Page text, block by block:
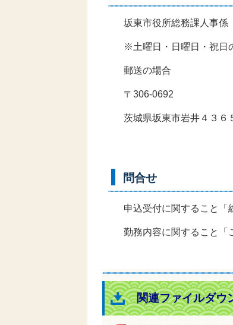
坂東市役所総務課人事係
※土曜日・日曜日・祝日
郵送の場合
〒306-0692
茨城県坂東市岩井４３
問合せ
申込受付に関すること「
勤務内容に関すること「
関連ファイルダウ